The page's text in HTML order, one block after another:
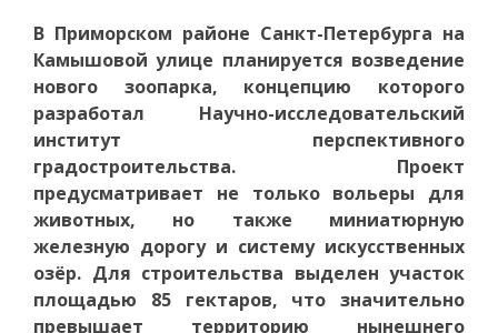
В Приморском районе Санкт-Петербурга на
Камышовой улице планируется возведение
нового зоопарка, концепцию которого
разработал Научно-исследовательский
институт перспективного
градостроительства. Проект
предусматривает не только вольеры для
животных, но также миниатюрную
железную дорогу и систему искусственных
озёр. Для строительства выделен участок
площадью 85 гектаров, что значительно
превышает территорию нынешнего